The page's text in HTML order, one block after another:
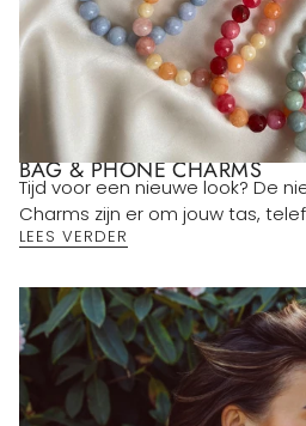
BAG & PHONE CHARMS
Tijd voor een nieuwe look? De
Charms zijn er om jouw tas,
LEES VERDER